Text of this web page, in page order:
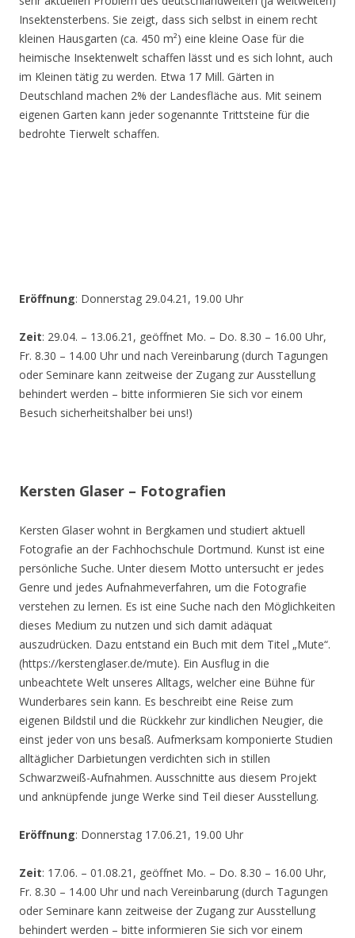
Insektensterbens. Sie zeigt, dass sich selbst in einem recht
kleinen Hausgarten (ca. 450 m²) eine kleine Oase für die
heimische Insektenwelt schaffen lässt und es sich lohnt, auch
im Kleinen tätig zu werden. Etwa 17 Mill. Gärten in
Deutschland machen 2% der Landesfläche aus. Mit seinem
eigenen Garten kann jeder sogenannte Trittsteine für die
bedrohte Tierwelt schaffen.
Eröffnung: Donnerstag 29.04.21, 19.00 Uhr
Zeit: 29.04. – 13.06.21, geöffnet Mo. – Do. 8.30 – 16.00 Uhr,
Fr. 8.30 – 14.00 Uhr und nach Vereinbarung (durch Tagungen
oder Seminare kann zeitweise der Zugang zur Ausstellung
behindert werden – bitte informieren Sie sich vor einem
Besuch sicherheitshalber bei uns!)
Kersten Glaser – Fotografien
Kersten Glaser wohnt in Bergkamen und studiert aktuell
Fotografie an der Fachhochschule Dortmund. Kunst ist eine
persönliche Suche. Unter diesem Motto untersucht er jedes
Genre und jedes Aufnahmeverfahren, um die Fotografie
verstehen zu lernen. Es ist eine Suche nach den Möglichkeiten
dieses Medium zu nutzen und sich damit adäquat
auszudrücken. Dazu entstand ein Buch mit dem Titel „Mute“.
(https://kerstenglaser.de/mute). Ein Ausflug in die
unbeachtete Welt unseres Alltags, welcher eine Bühne für
Wunderbares sein kann. Es beschreibt eine Reise zum
eigenen Bildstil und die Rückkehr zur kindlichen Neugier, die
einst jeder von uns besaß. Aufmerksam komponierte Studien
alltäglicher Darbietungen verdichten sich in stillen
Schwarzweiß-Aufnahmen. Ausschnitte aus diesem Projekt
und anknüpfende junge Werke sind Teil dieser Ausstellung.
Eröffnung: Donnerstag 17.06.21, 19.00 Uhr
Zeit: 17.06. – 01.08.21, geöffnet Mo. – Do. 8.30 – 16.00 Uhr,
Fr. 8.30 – 14.00 Uhr und nach Vereinbarung (durch Tagungen
oder Seminare kann zeitweise der Zugang zur Ausstellung
behindert werden – bitte informieren Sie sich vor einem